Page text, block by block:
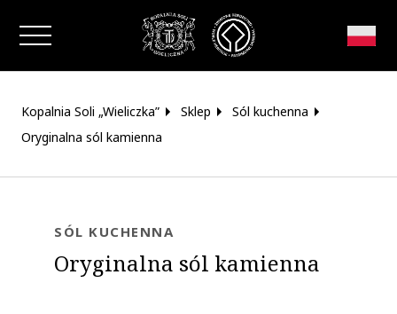
Zamknij okno
Kopalnia Soli „Wieliczka” Sklep
Sól kuchenna
Oryginalna sól kamienna
SÓL KUCHENNA
Oryginalna sól kamienna